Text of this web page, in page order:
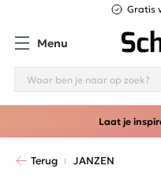
Gratis
Menu
Laat je
Terug JANZEN